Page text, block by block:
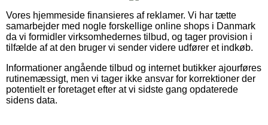
Vores hjemmeside finansieres af reklamer. Vi har tætte
samarbejder med nogle forskellige online shops i Danmark
da vi formidler virksomhedernes tilbud, og tager provision i
tilfælde af at den bruger vi sender videre udfører et indkøb.
Informationer angående tilbud og internet butikker ajourføres
rutinemæssigt, men vi tager ikke ansvar for korrektioner der
potentielt er foretaget efter at vi sidste gang opdaterede
sidens data.